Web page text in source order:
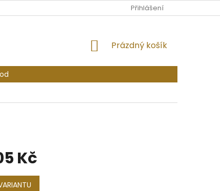
ÚDAJŮ PODMÍNKY SOUTĚŽE O VOUCHER PRO
Přihlášení
NÁKUPNÍ
Prázdný košík
Kč